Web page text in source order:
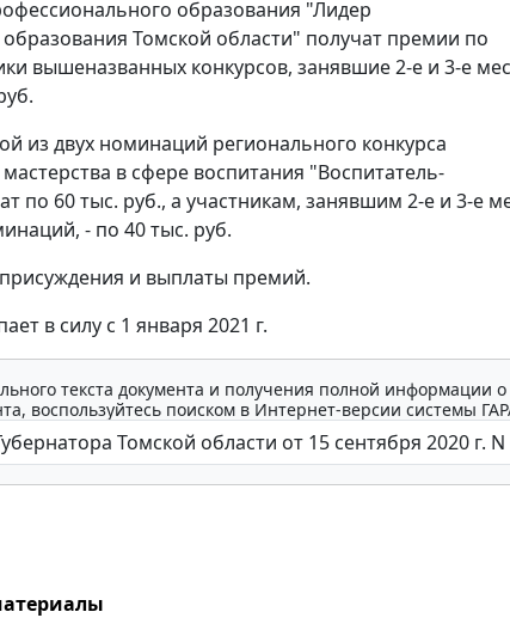
образования "Лидер
Томской области" получат премии по
вышеназванных конкурсов, занявшие 2-е и 3-е
из двух номинаций регионального конкурса
в сфере воспитания "Воспитатель-
по 60 тыс. руб., а участникам, занявшим 2-е и 3-е
- по 40 тыс. руб.
и выплаты премий.
в силу с 1 января 2021 г.
текста документа и получения полной информации
воспользуйтесь поиском в Интернет-версии системы